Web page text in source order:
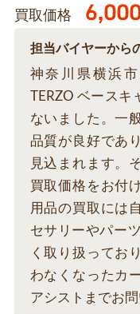
買取価格
担当バイヤーから
神奈川県横浜
TERZO ベースキ
ないました。一
品質が良好であ
見込まれます。
買取価格をお付
用品の買取には
セサリーやパー
く取り扱ってお
わなくなったカ
アシストまでお